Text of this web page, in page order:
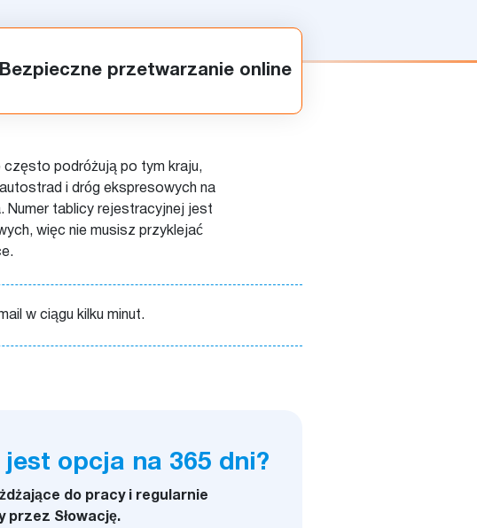
Bezpieczne przetwarzanie online
podróżują po tym kraju,
i dróg ekspresowych na
Numer tablicy rejestracyjnej jest
więc nie musisz przyklejać
w ciągu kilku minut.
jest opcja na 365 dni?
do pracy i regularnie
przez Słowację.